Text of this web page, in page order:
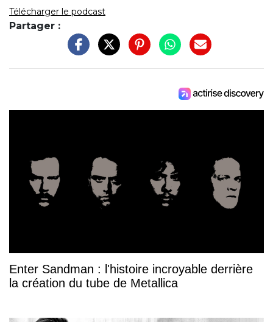
Télécharger le podcast
Partager :
Enter Sandman : l'histoire incroyable derrière
la création du tube de Metallica